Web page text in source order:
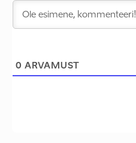
0 ARVAMUST